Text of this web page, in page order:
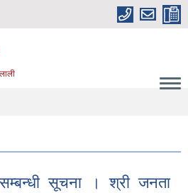
सूचना । श्री जनता